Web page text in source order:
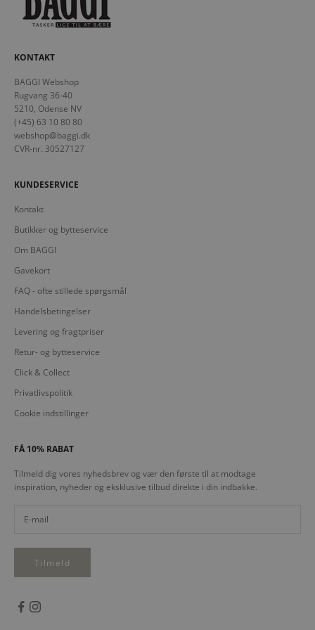
KONTAKT
BAGGI Webshop
Rugvang 36-40
5210, Odense NV
(+45) 63 10 80 80
webshop@baggi.dk
CVR-nr. 30527127
KUNDESERVICE
Kontakt
Butikker og bytteservice
Om BAGGI
Gavekort
FAQ - ofte stillede spørgsmål
Handelsbetingelser
Levering og fragtpriser
Retur- og bytteservice
Click & Collect
Privatlivspolitik
Cookie indstillinger
FÅ 10% RABAT
Tilmeld dig vores nyhedsbrev og vær den første til at modtage
inspiration, nyheder og eksklusive tilbud direkte i din indbakke.
Tilmeld